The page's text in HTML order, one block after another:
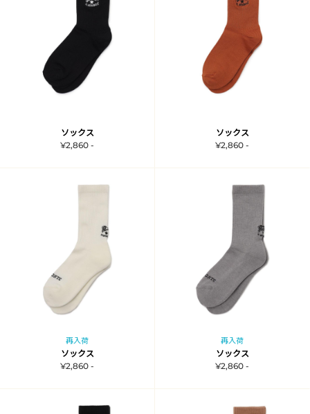
ソックス
¥2,860 -
ソックス
¥2,860 -
再入荷
ソックス
¥2,860 -
再入荷
ソックス
¥2,860 -